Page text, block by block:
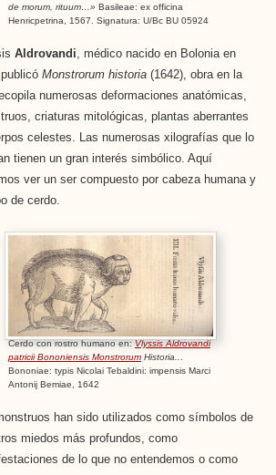
de morum, rituum…» Basileae: ex officina
Henricpetrina, 1567. Signatura: U/Bc BU 05924
Aldrovandi , médico nacido en Bolonia en
Monstrorum historia (1642), obra en la
numerosas deformaciones anatómicas,
criaturas mitológicas, plantas aberrantes
celestes. Las numerosas xilografías que lo
tienen un gran interés simbólico. Aquí
ver un ser compuesto por cabeza humana y
de cerdo.
Cerdo con rostro humano en:Vlyssis Aldrovandi
patricii Bononiensis MonstrorumHistoria..
Bononiae: typis Nicolai Tebaldini: impensis Marci
Antonij Bemiae, 1642
han sido utilizados como símbolos de
miedos más profundos, como
de lo que no entendemos o como